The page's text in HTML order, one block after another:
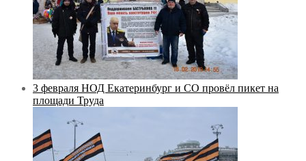
3 февраля НОД Екатеринбург и СО провёл пикет на
площади Труда